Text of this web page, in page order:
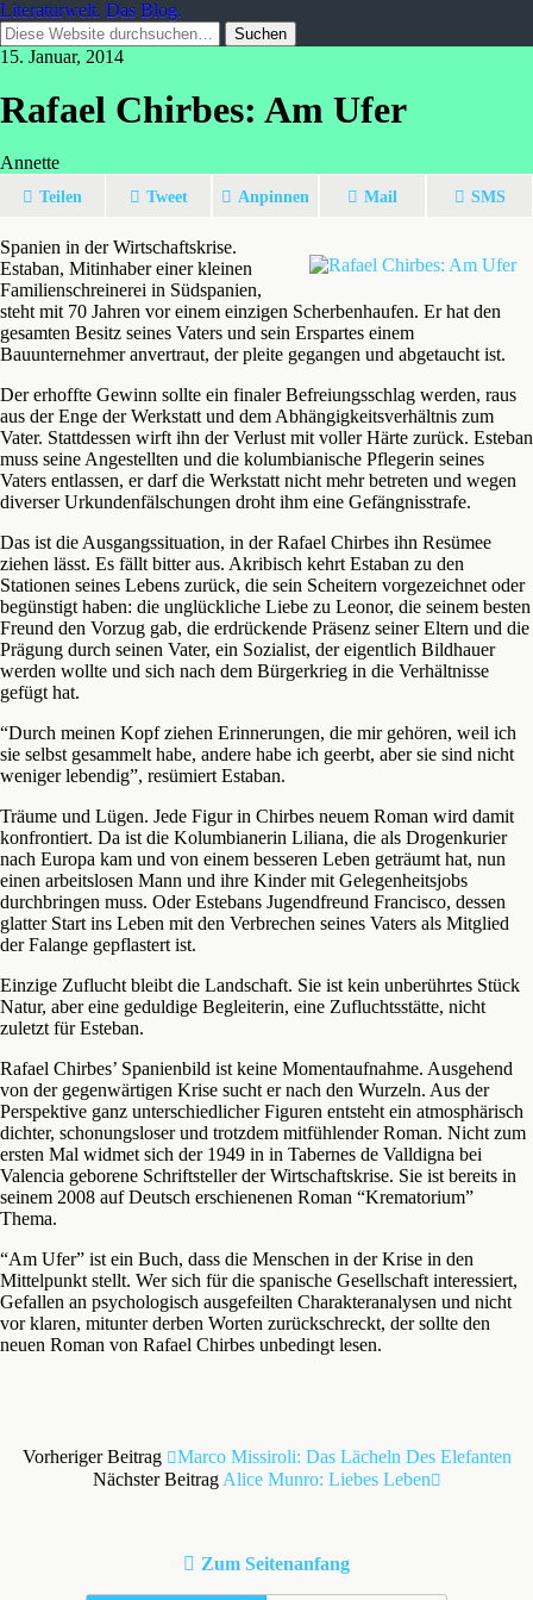
Literaturwelt. Das Blog.
15. Januar, 2014
Rafael Chirbes: Am Ufer
Annette
Teilen Tweet Anpinnen Mail SMS
Spanien in der Wirtschaftskrise.
Estaban, Mitinhaber einer kleinen
Familienschreinerei in Südspanien,
steht mit 70 Jahren vor einem einzigen Scherbenhaufen. Er hat den
gesamten Besitz seines Vaters und sein Erspartes einem
Bauunternehmer anvertraut, der pleite gegangen und abgetaucht ist.
Der erhoffte Gewinn sollte ein finaler Befreiungsschlag werden, raus
aus der Enge der Werkstatt und dem Abhängigkeitsverhältnis zum
Vater. Stattdessen wirft ihn der Verlust mit voller Härte zurück. Esteban
muss seine Angestellten und die kolumbianische Pflegerin seines
Vaters entlassen, er darf die Werkstatt nicht mehr betreten und wegen
diverser Urkundenfälschungen droht ihm eine Gefängnisstrafe.
Das ist die Ausgangssituation, in der Rafael Chirbes ihn Resümee
ziehen lässt. Es fällt bitter aus. Akribisch kehrt Estaban zu den
Stationen seines Lebens zurück, die sein Scheitern vorgezeichnet oder
begünstigt haben: die unglückliche Liebe zu Leonor, die seinem besten
Freund den Vorzug gab, die erdrückende Präsenz seiner Eltern und die
Prägung durch seinen Vater, ein Sozialist, der eigentlich Bildhauer
werden wollte und sich nach dem Bürgerkrieg in die Verhältnisse
gefügt hat.
“Durch meinen Kopf ziehen Erinnerungen, die mir gehören, weil ich
sie selbst gesammelt habe, andere habe ich geerbt, aber sie sind nicht
weniger lebendig”, resümiert Estaban.
Träume und Lügen. Jede Figur in Chirbes neuem Roman wird damit
konfrontiert. Da ist die Kolumbianerin Liliana, die als Drogenkurier
nach Europa kam und von einem besseren Leben geträumt hat, nun
einen arbeitslosen Mann und ihre Kinder mit Gelegenheitsjobs
durchbringen muss. Oder Estebans Jugendfreund Francisco, dessen
glatter Start ins Leben mit den Verbrechen seines Vaters als Mitglied
der Falange gepflastert ist.
Einzige Zuflucht bleibt die Landschaft. Sie ist kein unberührtes Stück
Natur, aber eine geduldige Begleiterin, eine Zufluchtsstätte, nicht
zuletzt für Esteban.
Rafael Chirbes’ Spanienbild ist keine Momentaufnahme. Ausgehend
von der gegenwärtigen Krise sucht er nach den Wurzeln. Aus der
Perspektive ganz unterschiedlicher Figuren entsteht ein atmosphärisch
dichter, schonungsloser und trotzdem mitfühlender Roman. Nicht zum
ersten Mal widmet sich der 1949 in in Tabernes de Valldigna bei
Valencia geborene Schriftsteller der Wirtschaftskrise. Sie ist bereits in
seinem 2008 auf Deutsch erschienenen Roman “Krematorium”
Thema.
“Am Ufer” ist ein Buch, dass die Menschen in der Krise in den
Mittelpunkt stellt. Wer sich für die spanische Gesellschaft interessiert,
Gefallen an psychologisch ausgefeilten Charakteranalysen und nicht
vor klaren, mitunter derben Worten zurückschreckt, der sollte den
neuen Roman von Rafael Chirbes unbedingt lesen.
Vorheriger Beitrag
Marco Missiroli: Das Lächeln Des Elefanten
Nächster Beitrag Alice Munro: Liebes Leben
Zum Seitenanfang